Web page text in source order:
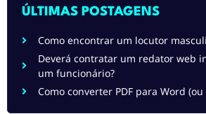
ÚLTIMAS POSTAGENS
Como encontrar um locutor
Deverá contratar um redator web
um funcionário?
Como converter PDF para Word (ou